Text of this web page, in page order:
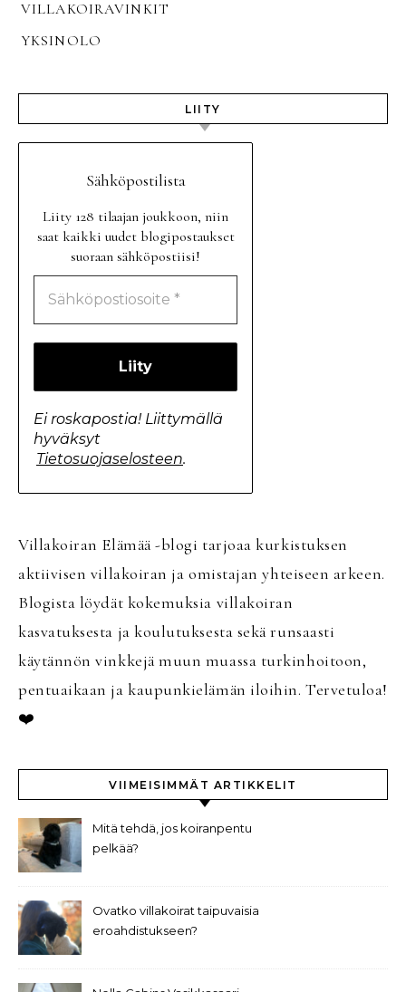
VILLAKOIRAVINKIT
YKSINOLO
LIITY
Sähköpostilista
Liity 128 tilaajan joukkoon, niin
saat kaikki uudet blogipostaukset
suoraan sähköpostiisi!
Ei roskapostia! Liittymällä
hyväksyt
Tietosuojaselosteen.
Villakoiran Elämää -blogi tarjoaa kurkistuksen
aktiivisen villakoiran ja omistajan yhteiseen arkeen.
Blogista löydät kokemuksia villakoiran
kasvatuksesta ja koulutuksesta sekä runsaasti
käytännön vinkkejä muun muassa turkinhoitoon,
pentuaikaan ja kaupunkielämän iloihin. Tervetuloa!
❤️
VIIMEISIMMÄT ARTIKKELIT
Mitä tehdä, jos koiranpentu
pelkää?
Ovatko villakoirat taipuvaisia
eroahdistukseen?